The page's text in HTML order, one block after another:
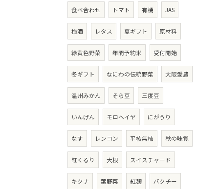
食べ合わせ トマト 有機 JAS
梅酒 レタス 夏ギフト 原材料
緑黄色野菜 年間予約米 受付開始
冬ギフト なにわの伝統野菜 大阪愛農
温州みかん そら豆 三度豆
いんげん モロヘイヤ にがうり
なす レンコン 平核無柿 秋の味覚
紅くるり 大根 スイスチャード
キクナ 葉野菜 紅麹 パクチー